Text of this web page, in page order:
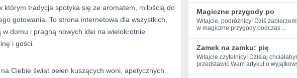
I
PRZETWORY
KONSERWOWANIE
tradycja spotyka się ze aromatem, miłością do
gotowania. To strona internetowa dla wszystkich,
w domu i pragną nowych idei na wielokrotnie
i gości.
Ciebie świat pełen kuszących woni, apetycznych
Magiczne przygody po
Witajcie, podróżnicy! Dziś
w⁣ magiczne​ przygody podczas ...
Zamek na zamku: pię
Witajcie czytelnicy! Dzisiaj
przedstawić ⁢Wam artykuł⁢ o